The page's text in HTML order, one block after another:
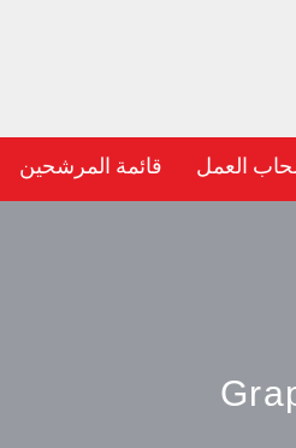
العمل قائمة المرشحين